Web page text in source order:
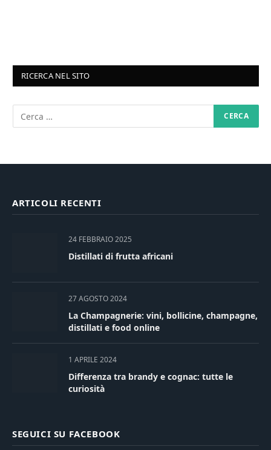
RICERCA NEL SITO
ARTICOLI RECENTI
24 FEBBRAIO 2025
Distillati di frutta africani
27 AGOSTO 2024
La Champagnerie: vini, bollicine, champagne,
distillati e food online
1 APRILE 2024
Differenza tra brandy e cognac: tutte le
curiosità
SEGUICI SU FACEBOOK